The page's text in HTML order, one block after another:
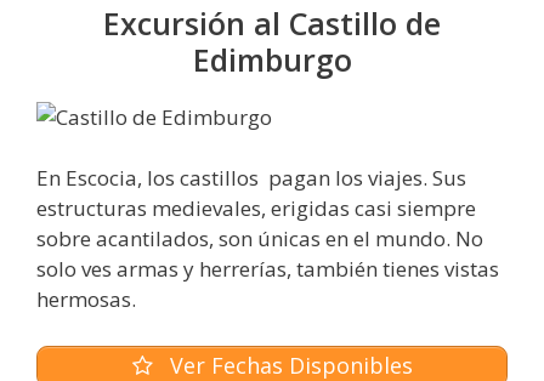
Excursión al Castillo de
Edimburgo
En Escocia, los castillos pagan los viajes. Sus
estructuras medievales, erigidas casi siempre
sobre acantilados, son únicas en el mundo. No
solo ves armas y herrerías, también tienes vistas
hermosas.
Ver Fechas Disponibles